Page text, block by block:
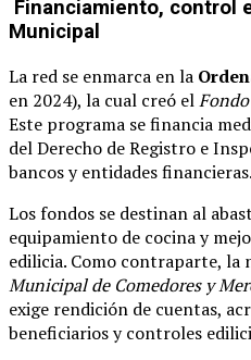
Financiamiento, control
Municipal
La red se enmarca en la
en 2024), la cual creó el
Este programa se financia
del Derecho de Registro e
bancos y entidades financieras.
Los fondos se destinan al
equipamiento de cocina y
edilicia. Como contraparte, la
Municipal de Comedores y
exige rendición de cuentas,
beneficiarios y controles